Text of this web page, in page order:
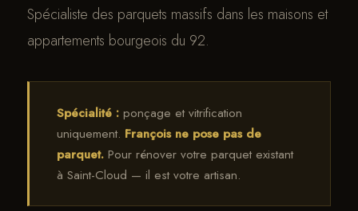
Spécialiste des parquets massifs dans les maisons et
appartements bourgeois du 92.
Spécialité : ponçage et vitrification
uniquement. François ne pose pas de
parquet. Pour rénover votre parquet existant
à Saint-Cloud — il est votre artisan.